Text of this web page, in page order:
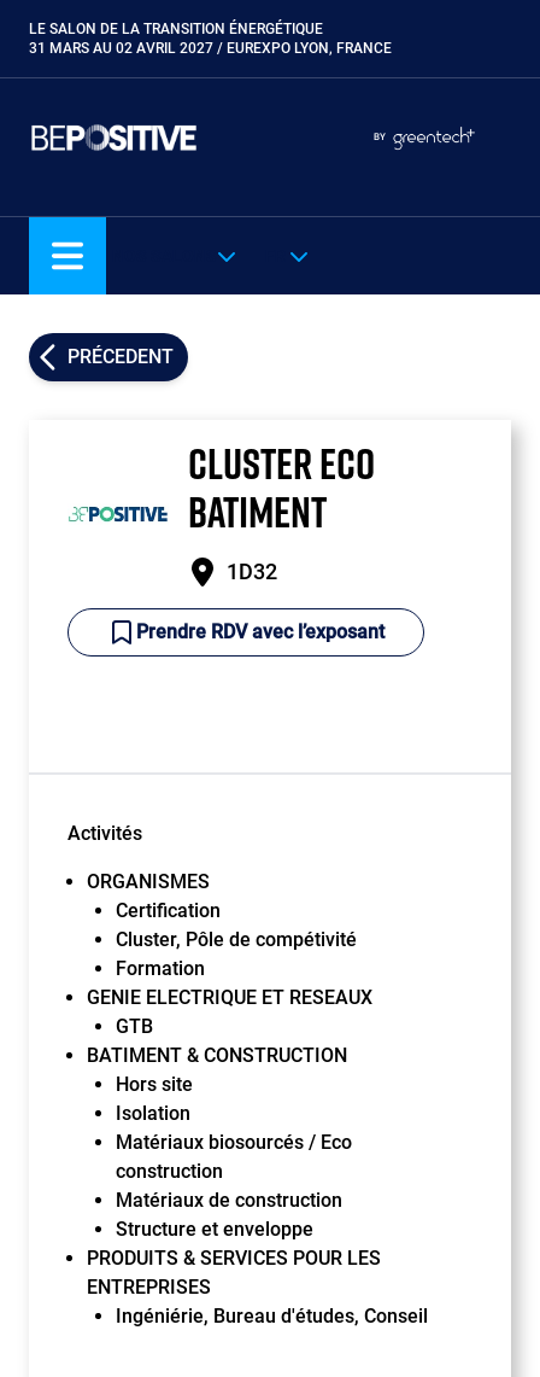
contenu
Paragraphes
LE SALON DE LA TRANSITION ÉNERGÉTIQUE
31 MARS AU 02 AVRIL 2027 / EUREXPO LYON, FRANCE
Paragraphes Paragraphes
BY
Piscine Global
PRÉCEDENT
CLUSTER ECO
BATIMENT
1D32
Prendre RDV avec l’exposant
Activités
ORGANISMES
Certification
Cluster, Pôle de compétivité
Formation
GENIE ELECTRIQUE ET RESEAUX
GTB
BATIMENT & CONSTRUCTION
Hors site
Isolation
Matériaux biosourcés / Eco
construction
Matériaux de construction
Structure et enveloppe
PRODUITS & SERVICES POUR LES
ENTREPRISES
Ingéniérie, Bureau d'études, Conseil